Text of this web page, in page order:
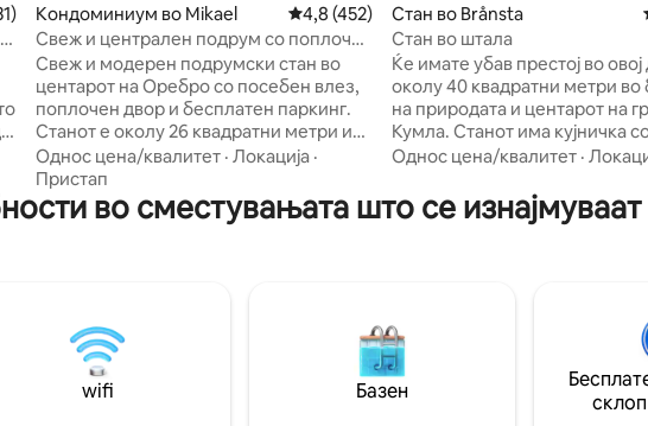
оцена: 4,94 од 5, 31 рецензии
Кондоминиум во Mikael Просечна оцена: 4,8 од 5, 452 рецензии
4,8 (452)
Свеж и централен подрум со поплочен
двор
Свеж и модерен подрумски стан во
центарот на Оребро со посебен влез,
поплочен двор и бесплатен паркинг.
Станот е околу 26 квадратни метри и
има сопствена бања и кујна. Кујната е
опремена со фрижидер со преграда за
замрзнување, шпорет, фритеза за
воздух, машина за кафе, чајник и
минути пешачење до станицата и едвај
2 км до центарот. 200 м до најблиската
автобуска станица. Најмногу 10 минути
пешачење до најблиската продавница.
Однос цена/квалитет · Локација ·
Пристап
Стан во Brånsta
Стан во штала
Ќе имате убав престој во
околу 40 квадратни метри во
на природата и центарот на
Кумла. Станот има кујничка со плоча за
готвење, фритеза,
фрижидер, замрзнувач,
за кафе. Разни информации: -
вклучени вода и греење -
пумпа за воздух и елементи со
прилагодувате
Постелнината и крпите се
позајмување на барање
Однос цена/квалитет ·
во сместувањата што се
wifi Базен